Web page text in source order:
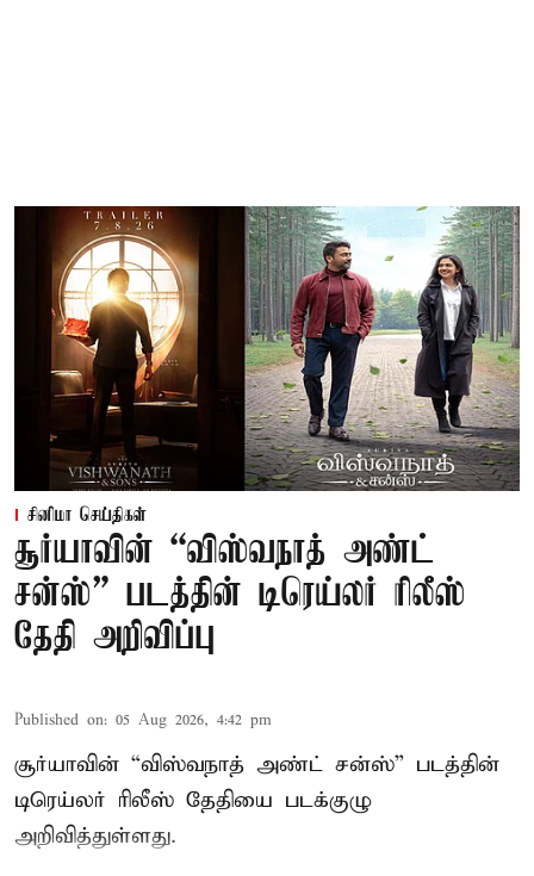
சினிமா செய்திகள்
சூர்யாவின் “விஸ்வநாத் அண்ட்
சன்ஸ்” படத்தின் டிரெய்லர் ரிலீஸ்
தேதி அறிவிப்பு
Published on: 05 Aug 2026, 4:42 pm
சூர்யாவின் “விஸ்வநாத் அண்ட் சன்ஸ்” படத்தின்
டிரெய்லர் ரிலீஸ் தேதியை படக்குழு
அறிவித்துள்ளது.